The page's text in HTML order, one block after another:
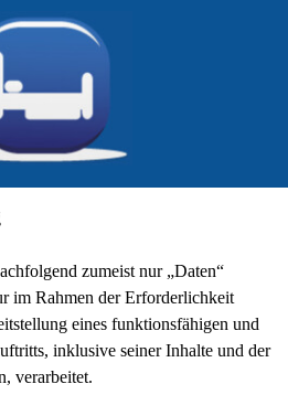
zumeist nur „Daten“
im Rahmen der Erforderlichkeit
eines funktionsfähigen und
inklusive seiner Inhalte und der
verarbeitet.